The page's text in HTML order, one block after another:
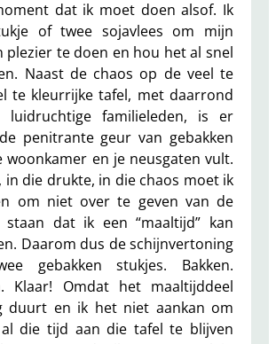
dat ik moet doen alsof. Ik
of twee sojavlees om mijn
plezier te doen en hou het al snel
Naast de chaos op de veel te
te kleurrijke tafel, met daarrond
familieleden, is er
penitrante geur van gebakken
woonkamer en je neusgaten vult.
in die drukte, in die chaos moet ik
om niet over te geven van de
staan dat ik een “maaltijd” kan
Daarom dus de schijnvertoning
gebakken stukjes. Bakken.
Klaar! Omdat het maaltijddeel
duurt en ik het niet aankan om
die tijd aan die tafel te blijven